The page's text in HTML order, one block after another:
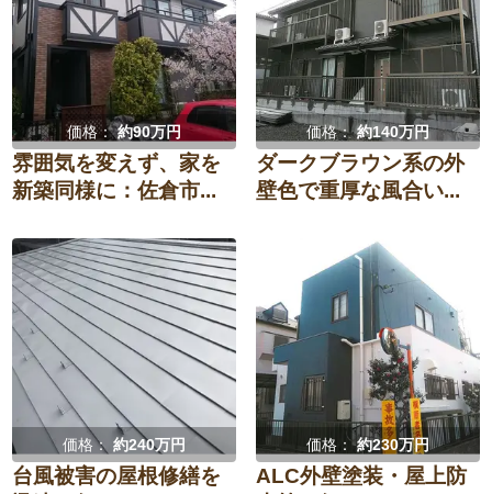
価格：約90万円
雰囲気を変えず、家を
新築同様に：佐倉市...
価格：約140万円
ダークブラウン系の外
壁色で重厚な風合い...
価格：約240万円
台風被害の屋根修繕を
価格：約230万円
ALC外壁塗装・屋上防